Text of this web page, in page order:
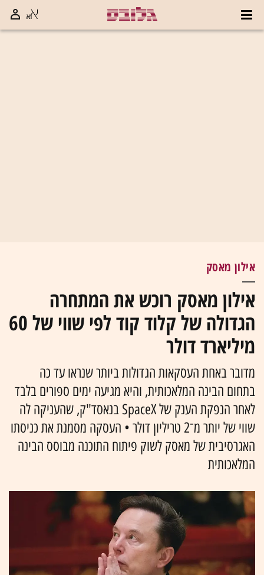
אילון מאסק
אילון מאסק רוכש את המתחרה
הגדולה של קלוד קוד לפי שווי של 60
מיליארד דולר
מדובר באחת העסקאות הגדולות ביותר שנראו עד כה
בתחום הבינה המלאכותית, והיא מגיעה ימים ספורים בלבד
לאחר הנפקת הענק של SpaceX בנאסד"ק, שהעניקה לה
שווי של יותר מ־2 טריליון דולר • העסקה מסמנת את כניסתו
האגרסיבית של מאסק לשוק פיתוח התוכנה מבוסס הבינה
המלאכותית